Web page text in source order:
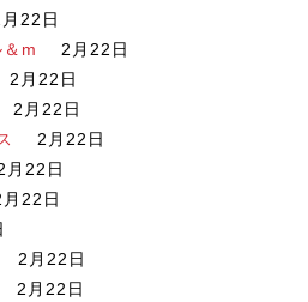
22日
m
2月22日
2月22日
2月22日
2月22日
22日
22日
2月22日
2月22日